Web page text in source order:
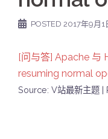
POSTED 2017年9月1
[问与答] Apache 与
resuming normal
Source: V站最新主题